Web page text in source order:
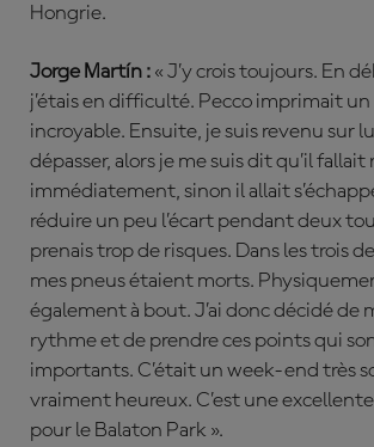
Hongrie.
Jorge Martín : « J’y crois toujours. En
j’étais en difficulté. Pecco imprimait
incroyable. Ensuite, je suis revenu sur
dépasser, alors je me suis dit qu’il fallait
immédiatement, sinon il allait
réduire un peu l’écart pendant deux
prenais trop de risques. Dans les trois
mes pneus étaient morts.
également à bout. J’ai donc décidé de
rythme et de prendre ces points qui
importants. C’était un week-end très
vraiment heureux. C’est une
pour le Balaton Park ».